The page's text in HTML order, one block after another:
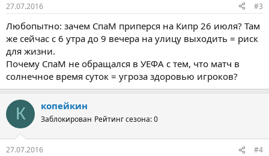
27.07.2016 #3
Любопытно: зачем СпаМ приперся на Кипр 26 июля? Там
же сейчас с 6 утра до 9 вечера на улицу выходить = риск
для жизни.
Почему СпаМ не обращался в УЕФА с тем, что матч в
солнечное время суток = угроза здоровью игроков?
К копейкин
Заблокирован Рейтинг сезона: 0
27.07.2016 #4